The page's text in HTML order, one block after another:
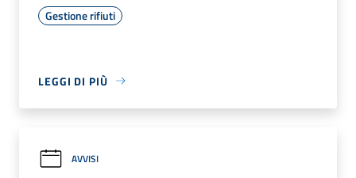
Gestione rifiuti
LEGGI DI PIÙ
AVVISI